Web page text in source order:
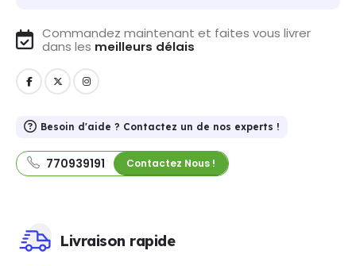
Commandez maintenant et faites vous livrer
dans les meilleurs délais
Besoin d'aide ? Contactez un de nos experts !
770939191 Contactez Nous !
Livraison rapide